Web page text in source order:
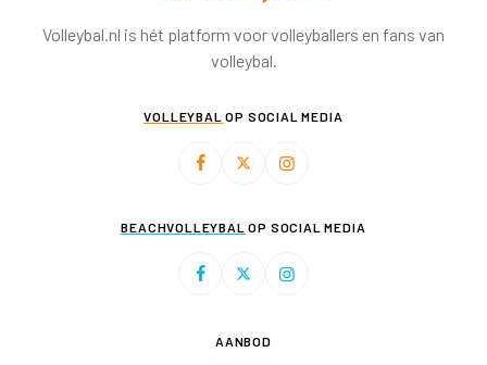
Volleybal.nl is hét platform voor volleyballers en fans van
volleybal.
VOLLEYBAL OP SOCIAL MEDIA
BEACHVOLLEYBAL OP SOCIAL MEDIA
AANBOD